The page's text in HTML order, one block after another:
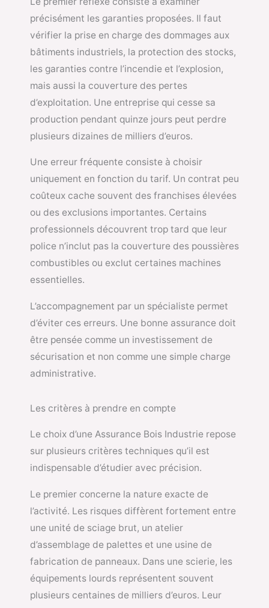
précisément les garanties proposées. Il faut
vérifier la prise en charge des dommages aux
bâtiments industriels, la protection des stocks,
les garanties contre l’incendie et l’explosion,
mais aussi la couverture des pertes
d’exploitation. Une entreprise qui cesse sa
production pendant quinze jours peut perdre
plusieurs dizaines de milliers d’euros.
Une erreur fréquente consiste à choisir
uniquement en fonction du tarif. Un contrat peu
coûteux cache souvent des franchises élevées
ou des exclusions importantes. Certains
professionnels découvrent trop tard que leur
police n’inclut pas la couverture des poussières
combustibles ou exclut certaines machines
essentielles.
L’accompagnement par un spécialiste permet
d’éviter ces erreurs. Une bonne assurance doit
être pensée comme un investissement de
sécurisation et non comme une simple charge
administrative.
Les critères à prendre en compte
Le choix d’une Assurance Bois Industrie repose
sur plusieurs critères techniques qu’il est
indispensable d’étudier avec précision.
Le premier concerne la nature exacte de
l’activité. Les risques diffèrent fortement entre
une unité de sciage brut, un atelier
d’assemblage de palettes et une usine de
fabrication de panneaux. Dans une scierie, les
équipements lourds représentent souvent
plusieurs centaines de milliers d’euros. Leur